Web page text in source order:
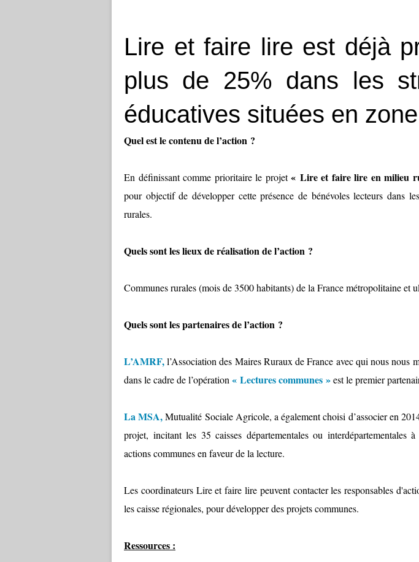
Lire et faire lire est déjà
plus de 25% dans les
éducatives situées en
Quel est le contenu de l’action ?
En définissant comme prioritaire le projet« Lire et faire lire en milieu
pour objectif de développer cette présence de bénévoles lecteurs dans
rurales.
Quels sont les lieux de réalisation de l’action ?
Communes rurales (mois de 3500 habitants) de la France métropolitaine et
Quels sont les partenaires de l’action ?
L’AMRF,l’Association des Maires Ruraux de France avec qui nous nous
dans le cadre de l’opération « Lectures communes »est le premier
La MSA,Mutualité Sociale Agricole, a également choisi d’associer en
projet, incitant les 35 caisses départementales ou interdépartementales
actions communes en faveur de la lecture.
Les coordinateurs Lire et faire lire peuvent contacter les responsables
les caisse régionales, pour développer des projets communes.
Ressources :